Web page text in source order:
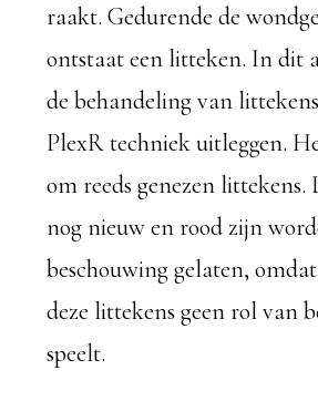
raakt. Gedurende de
ontstaat een litteken. In dit
de behandeling van
PlexR techniek uitleggen.
om reeds genezen littekens.
nog nieuw en rood zijn
beschouwing gelaten,
deze littekens geen rol van
speelt.